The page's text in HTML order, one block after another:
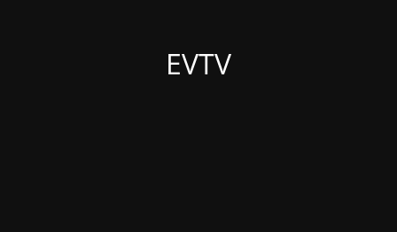
EVTV